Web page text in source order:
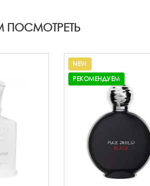
ПОСМОТРЕТЬ
NEW
РЕКОМЕНДУЕМ